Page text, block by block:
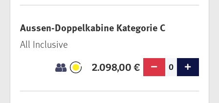
Aussen-Doppelkabine Kategorie C
2.098,00 € 0
All Inclusive